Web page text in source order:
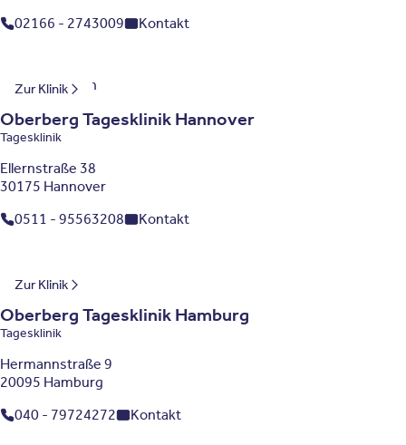
02166 - 2743009
Kontakt
Zur Klinik
Niedersachsen
Oberberg Tagesklinik Hannover
Tagesklinik
Ellernstraße 38
30175 Hannover
0511 - 95563208
Kontakt
Zur Klinik
Hamburg
Oberberg Tagesklinik Hamburg
Tagesklinik
Hermannstraße 9
20095 Hamburg
040 - 79724272
Kontakt